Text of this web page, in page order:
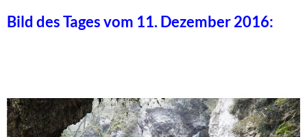
Bild des Tages vom 11. Dezember 2016: